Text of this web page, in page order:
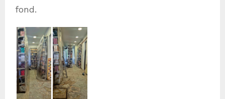
fond.